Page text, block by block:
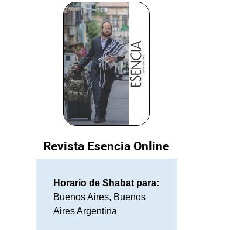
Revista Esencia Online
Horario de Shabat para:
Buenos Aires, Buenos
Aires Argentina